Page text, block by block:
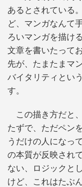
あるとされている
ど、マンガなんて
ろいマンガを描け
文章を書いたって
先が、たまたまマ
バイタリティとい
す。
この描き方だと
たずで、ただペン
うだけの人になっ
の本質が反映され
ない、ロジックと
けど、これはたぶ